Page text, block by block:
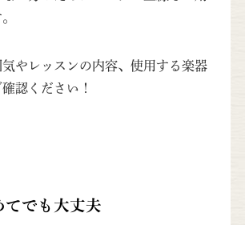
やレッスンの内容、使用する楽器
認ください！
てでも大丈夫